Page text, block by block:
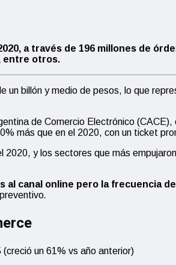
a través de 196 millones de
entre otros.
un billón y medio de pesos, lo que
de Comercio Electrónico
más que en el 2020, con un ticket
y los sectores que más
al canal online pero la frecuencia
.
un 61% vs año anterior)